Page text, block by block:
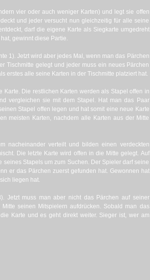
vier oder auch weniger Karten) und legt sie offen
und jeder versucht nun gleichzeitig für alle seine
darf die eigene Karte als Siegkarte umgedreht
gewinnt diese Partie.
1). Jetzt wird aber jedes Mal, wenn man das Pärchen
Tischmitte gelegt und jeder muss ein neues Pärchen
erstes alle seine Karten in der Tischmitte platziert hat.
Karte. Die restlichen Karten werden als Stapel offen in
vergleichen sie mit dem Stapel. Hat man das Paar
Stapel offen legen und hat somit eine neue Karte
meisten Karten, nachdem alle Karten aus der Mitte
nacheinander verteilt und bilden einen verdeckten
Die letzte Karte wird offen in die Mitte gelegt. Auf
seines Stapels um zum Suchen. Der Spieler darf seine
er das Pärchen zuerst gefunden hat. Gewonnen hat
liegen hat.
Jetzt muss man aber nicht das Pärchen auf seiner
seinen Mitspielern aufdrücken. Sobald man das
Karte und es geht direkt weiter. Sieger ist, wer am